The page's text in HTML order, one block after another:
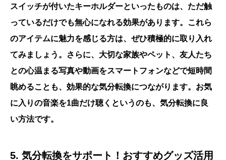
スイッチが付いたキーホルダーといったものは、ただ触
っているだけでも無心になれる効果があります。これら
のアイテムに魅力を感じる方は、ぜひ積極的に取り入れ
てみましょう。さらに、大切な家族やペット、友人たち
との心温まる写真や動画をスマートフォンなどで短時間
眺めることも、効果的な気分転換につながります。 お気
に入りの音楽を1曲だけ聴く というのも、気分転換に良
い方法です。
5. 気分転換をサポート！おすすめグッズ活用